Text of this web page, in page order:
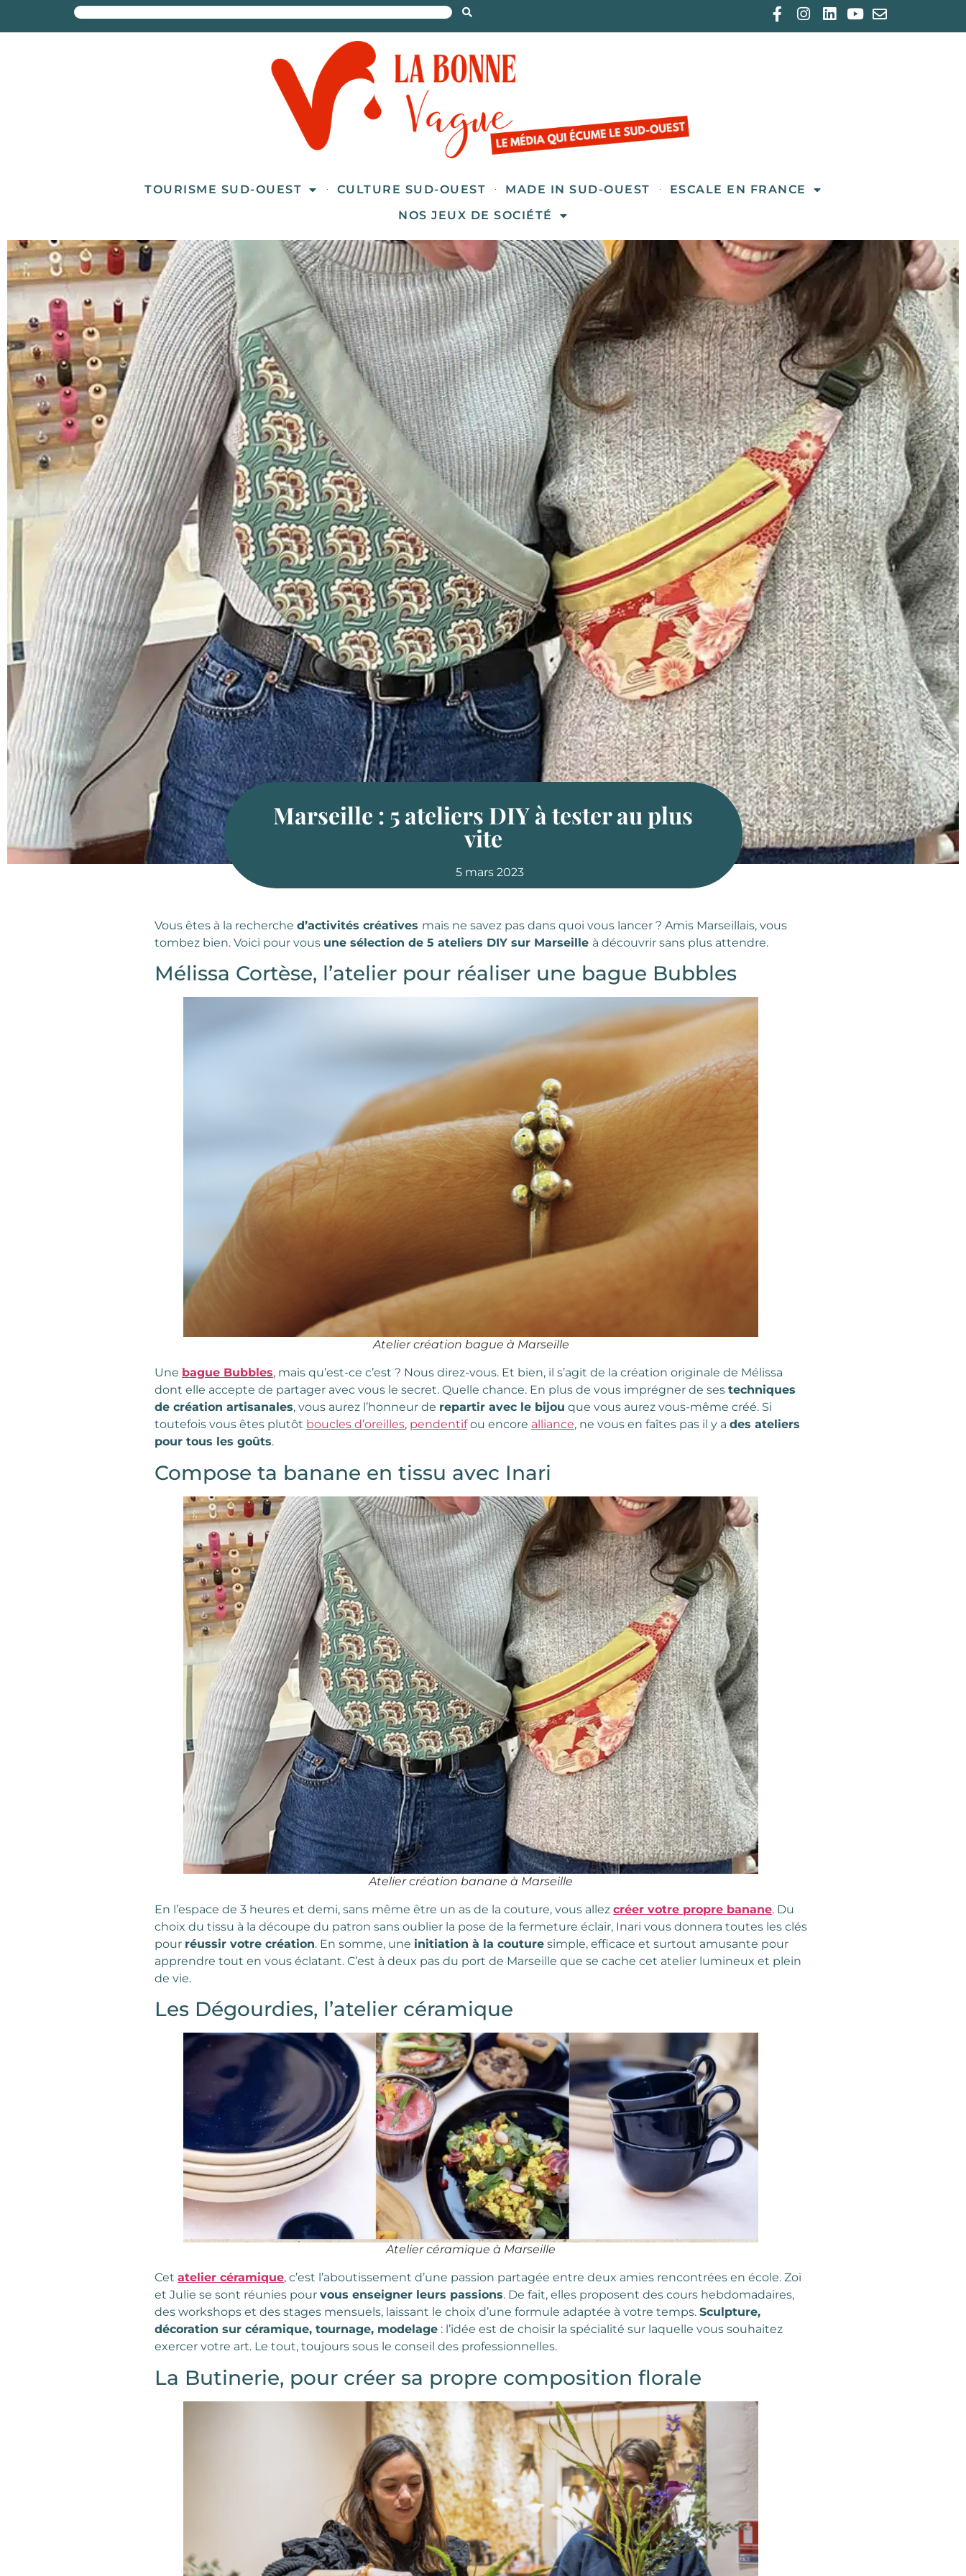
TOURISME SUD-OUEST CULTURE SUD-OUEST MADE IN SUD-OUEST
ESCALE EN FRANCE
NOS JEUX DE SOCIÉTÉ
Marseille : 5 ateliers DIY à tester au plus
vite
5 mars 2023
Vous êtes à la recherche d’activités créatives mais ne savez pas dans quoi vous lancer ? Amis Marseillais, vous
tombez bien. Voici pour vous une sélection de 5 ateliers DIY sur Marseille à découvrir sans plus attendre.
Mélissa Cortèse, l’atelier pour réaliser une bague Bubbles
Atelier création bague à Marseille
Une bague Bubbles, mais qu’est-ce c’est ? Nous direz-vous. Et bien, il s’agit de la création originale de Mélissa
dont elle accepte de partager avec vous le secret. Quelle chance. En plus de vous imprégner de ses techniques
de création artisanales, vous aurez l’honneur de repartir avec le bijou que vous aurez vous-même créé. Si
toutefois vous êtes plutôt boucles d’oreilles, pendentifou encore alliance, ne vous en faîtes pas il y a des ateliers
pour tous les goûts.
Compose ta banane en tissu avec Inari
Atelier création banane à Marseille
En l’espace de 3 heures et demi, sans même être un as de la couture, vous allez créer votre propre banane. Du
choix du tissu à la découpe du patron sans oublier la pose de la fermeture éclair, Inari vous donnera toutes les clés
pour réussir votre création. En somme, une initiation à la couture simple, efficace et surtout amusante pour
apprendre tout en vous éclatant. C’est à deux pas du port de Marseille que se cache cet atelier lumineux et plein
de vie.
Les Dégourdies, l’atelier céramique
Atelier céramique à Marseille
Cet atelier céramique, c’est l’aboutissement d’une passion partagée entre deux amies rencontrées en école. Zoï
et Julie se sont réunies pour vous enseigner leurs passions. De fait, elles proposent des cours hebdomadaires,
des workshops et des stages mensuels, laissant le choix d’une formule adaptée à votre temps. Sculpture,
décoration sur céramique, tournage, modelage : l’idée est de choisir la spécialité sur laquelle vous souhaitez
exercer votre art. Le tout, toujours sous le conseil des professionnelles.
La Butinerie, pour créer sa propre composition florale